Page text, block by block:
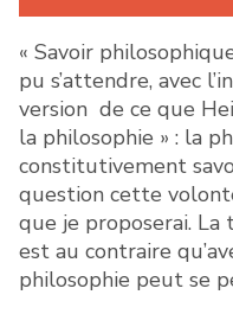
« Savoir
pu s’attendre, avec
version de ce que
la philosophie » : la
constitutivement
question cette
que je proposerai.
est au contraire
philosophie peut se